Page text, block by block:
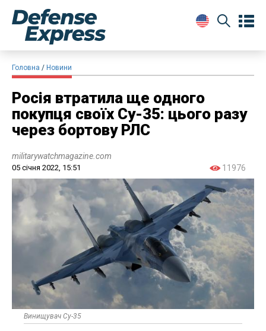
Головна Новини
Росія втратила ще одного
покупця своїх Су-35: цього разу
через бортову РЛС
militarywatchmagazine.com
05 січня 2022, 15:51 11976
Винищувач Су-35